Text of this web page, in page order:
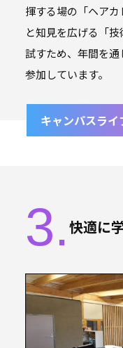
揮する場の「ヘア
と知見を広げる「
試すため、年間を
参加しています。
キャンパスライ
3. 快適に